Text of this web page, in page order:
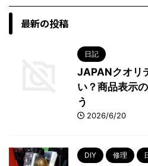
最新の投稿
日記
JAPANクオリ
い？商品表示
う
2026/6/20
DIY 修理